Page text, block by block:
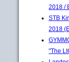
2018 /
STB
2018
"The